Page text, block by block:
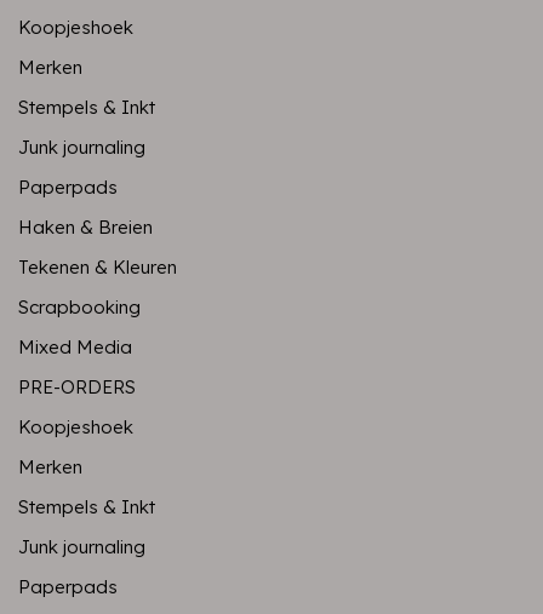
Koopjeshoek
Merken
Stempels & Inkt
Junk journaling
Paperpads
Haken & Breien
Tekenen & Kleuren
Scrapbooking
Mixed Media
PRE-ORDERS
Koopjeshoek
Merken
Stempels & Inkt
Junk journaling
Paperpads